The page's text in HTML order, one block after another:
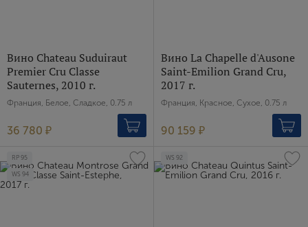
Вино Chateau Suduiraut
Premier Cru Classe
Sauternes, 2010 г.
Франция, Белое, Сладкое, 0.75 л
36 780 ₽
Вино La Chapelle d'Ausone
Saint-Emilion Grand Cru,
2017 г.
Франция, Красное, Сухое, 0.75 л
90 159 ₽
RP 95
WS 94
WS 92